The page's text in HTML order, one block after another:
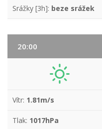
Srážky [3h]: beze srážek
20:00
Vítr: 1.81m/s
Tlak: 1017hPa